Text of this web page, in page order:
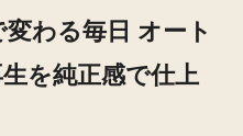
わる毎日 オート
を純正感で仕上